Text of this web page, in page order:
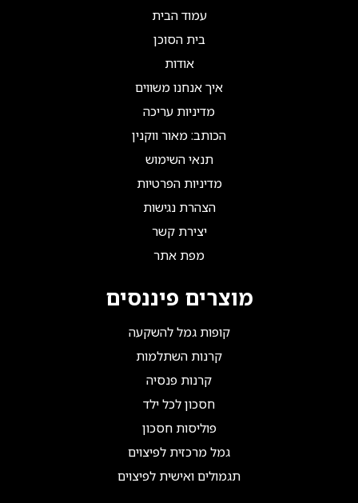
עמוד הבית
בית הסוכן
אודות
איך אנחנו משווים
מדיניות עריכה
הכותב: מאור ווקנין
תנאי השימוש
מדיניות הפרטיות
הצהרת נגישות
יצירת קשר
מפת אתר
מוצרים פיננסים
קופות גמל להשקעה
קרנות השתלמות
קרנות פנסיה
חסכון לכל ילד
פוליסות חסכון
גמל מרכזית לפיצוים
תגמולים ואישית לפיצוים